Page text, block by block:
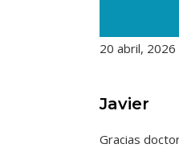
20 abril, 2026
Javier
Gracias